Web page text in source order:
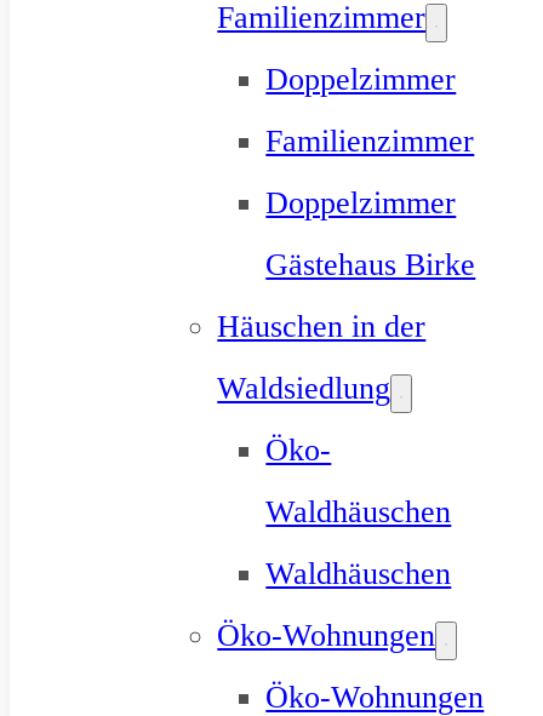
Familienzimmer
Doppelzimmer
Familienzimmer
Doppelzimmer
Gästehaus Birke
Häuschen in der
Waldsiedlung
Öko-
Waldhäuschen
Waldhäuschen
Öko-Wohnungen
Öko-Wohnungen